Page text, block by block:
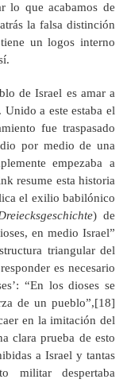
lo que acabamos de
la falsa distinción
un logos interno
de Israel es amar a
a este estaba el
fue traspasado
por medio de una
empezaba a
resume esta historia
el exilio babilónico
) de
en medio Israel”
triangular del
es necesario
“En los dioses se
de un pueblo”,[18]
en la imitación del
clara prueba de esto
a Israel y tantas
militar despertaba